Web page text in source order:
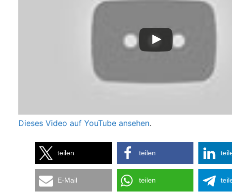
Dieses Video auf YouTube ansehen.
teilen teilen
E-Mail teilen